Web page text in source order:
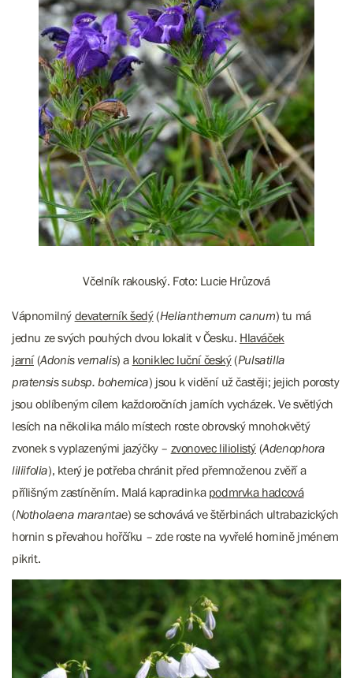
Včelník rakouský. Foto: Lucie Hrůzová
Vápnomilný devaterník šedý(Helianthemum canum) tu má
jednu ze svých pouhých dvou lokalit v Česku. Hlaváček
jarní(Adonis vernalis) a koniklec luční český(Pulsatilla
pratensis subsp. bohemica) jsou k vidění už častěji; jejich porosty
jsou oblíbeným cílem každoročních jarních vycházek. Ve světlých
lesích na několika málo místech roste obrovský mnohokvětý
zvonek s vyplazenými jazýčky – zvonovec liliolistý (Adenophora
liliifolia), který je potřeba chránit před přemnoženou zvěří a
přílišným zastíněním. Malá kapradinka podmrvka hadcová
(Notholaena marantae) se schovává ve štěrbinách ultrabazických
hornin s převahou hořčíku – zde roste na vyvřelé hornině jménem
pikrit.